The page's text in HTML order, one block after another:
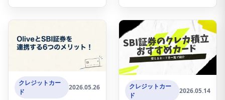
クレジットカー
ド
2026.05.26
クレジットカー
ド
2026.05.14